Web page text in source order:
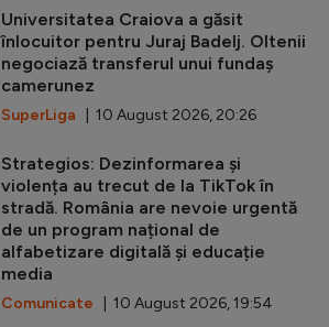
Universitatea Craiova a găsit
înlocuitor pentru Juraj Badelj. Oltenii
negociază transferul unui fundaș
camerunez
SuperLiga | 10 August 2026, 20:26
Strategios: Dezinformarea și
violența au trecut de la TikTok în
stradă. România are nevoie urgentă
de un program național de
alfabetizare digitală și educație
media
Comunicate | 10 August 2026, 19:54